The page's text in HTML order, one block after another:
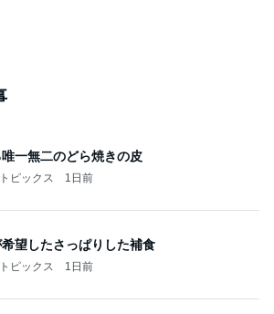
一無二のどら焼きの皮
ピックス 1日前
望したさっぱりした補食
ピックス 1日前